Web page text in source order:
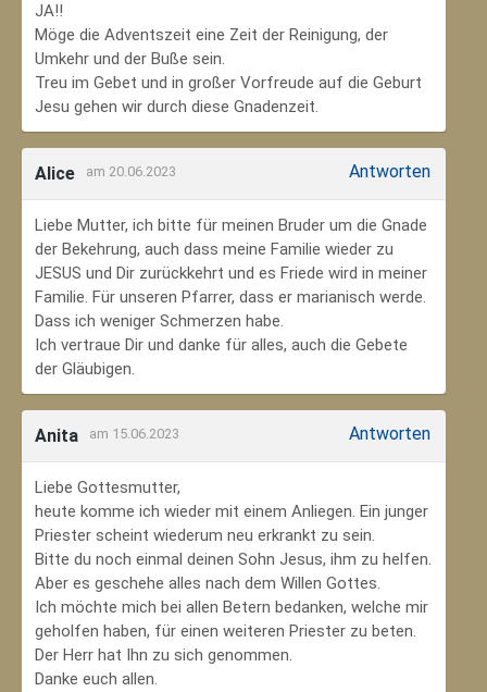
JA!!
Möge die Adventszeit eine Zeit der Reinigung, der
Umkehr und der Buße sein.
Treu im Gebet und in großer Vorfreude auf die Geburt
Jesu gehen wir durch diese Gnadenzeit.
Alice am 20.06.2023 Antworten
Liebe Mutter, ich bitte für meinen Bruder um die Gnade
der Bekehrung, auch dass meine Familie wieder zu
JESUS und Dir zurückkehrt und es Friede wird in meiner
Familie. Für unseren Pfarrer, dass er marianisch werde.
Dass ich weniger Schmerzen habe.
Ich vertraue Dir und danke für alles, auch die Gebete
der Gläubigen.
Anita am 15.06.2023 Antworten
Liebe Gottesmutter,
heute komme ich wieder mit einem Anliegen. Ein junger
Priester scheint wiederum neu erkrankt zu sein.
Bitte du noch einmal deinen Sohn Jesus, ihm zu helfen.
Aber es geschehe alles nach dem Willen Gottes.
Ich möchte mich bei allen Betern bedanken, welche mir
geholfen haben, für einen weiteren Priester zu beten.
Der Herr hat Ihn zu sich genommen.
Danke euch allen.